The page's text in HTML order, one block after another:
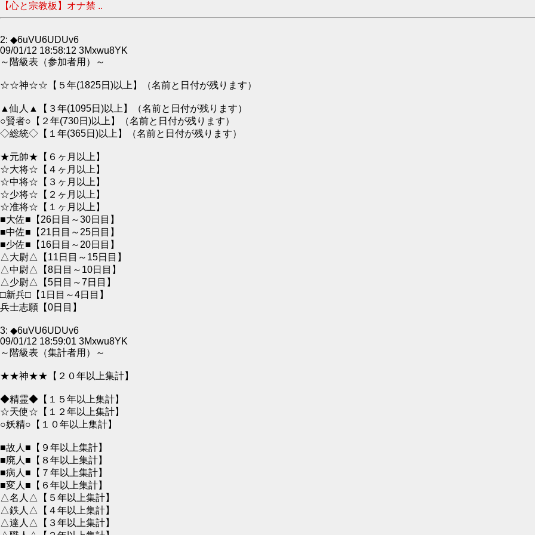
【心と宗教板】オナ禁 ..
2: ◆6uVU6UDUv6
09/01/12 18:58:12 3Mxwu8YK
～階級表（参加者用）～
☆☆神☆☆【５年(1825日)以上】（名前と日付が残ります）
▲仙人▲【３年(1095日)以上】（名前と日付が残ります）
○賢者○【２年(730日)以上】（名前と日付が残ります）
◇総統◇【１年(365日)以上】（名前と日付が残ります）
★元帥★【６ヶ月以上】
☆大将☆【４ヶ月以上】
☆中将☆【３ヶ月以上】
☆少将☆【２ヶ月以上】
☆准将☆【１ヶ月以上】
■大佐■【26日目～30日目】
■中佐■【21日目～25日目】
■少佐■【16日目～20日目】
△大尉△【11日目～15日目】
△中尉△【8日目～10日目】
△少尉△【5日目～7日目】
□新兵□【1日目～4日目】
兵士志願【0日目】
3: ◆6uVU6UDUv6
09/01/12 18:59:01 3Mxwu8YK
～階級表（集計者用）～
★★神★★【２０年以上集計】
◆精霊◆【１５年以上集計】
☆天使☆【１２年以上集計】
○妖精○【１０年以上集計】
■故人■【９年以上集計】
■廃人■【８年以上集計】
■病人■【７年以上集計】
■変人■【６年以上集計】
△名人△【５年以上集計】
△鉄人△【４年以上集計】
△達人△【３年以上集計】